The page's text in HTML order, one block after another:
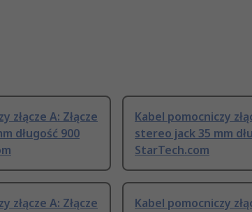
złącze A: Złącze
długość 900
Kabel pomocniczy
stereo jack 35 mm
StarTech.com
złącze A: Złącze
Kabel pomocniczy